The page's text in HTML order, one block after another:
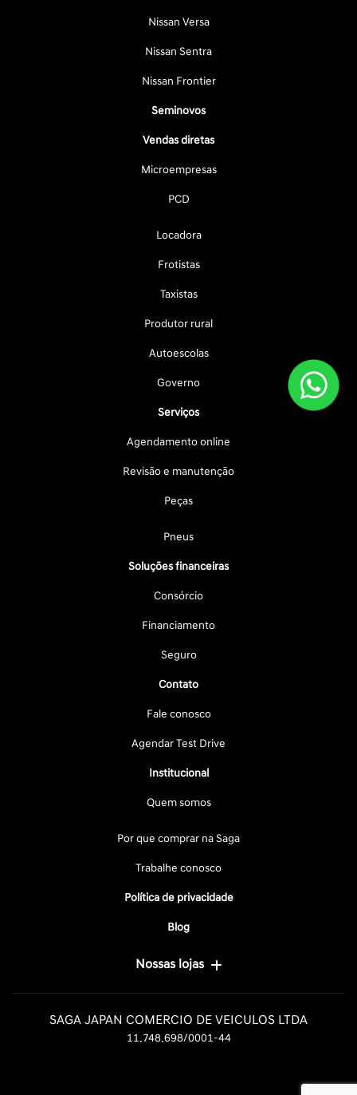
Nissan Versa
Nissan Sentra
Nissan Frontier
Seminovos
Vendas diretas
Microempresas
PCD
Locadora
Frotistas
Taxistas
Produtor rural
Autoescolas
Governo
Serviços
Agendamento online
Revisão e manutenção
Peças
Pneus
Soluções financeiras
Consórcio
Financiamento
Seguro
Contato
Fale conosco
Agendar Test Drive
Institucional
Quem somos
Por que comprar na Saga
Trabalhe conosco
Política de privacidade
Blog
Nossas lojas
SAGA JAPAN COMERCIO DE VEICULOS LTDA
11.748.698/0001-44